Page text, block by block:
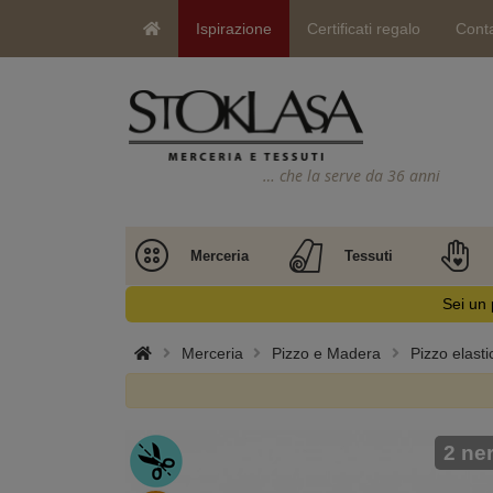
Ispirazione Certificati regalo
… che la serve da 36 anni
Merceria Tessuti
Sei un
Merceria Pizzo e Madera Pizzo
2